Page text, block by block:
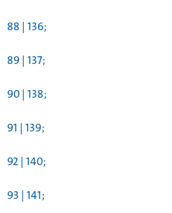
88 | 136;
89 | 137;
90 | 138;
91 | 139;
92 | 140;
93 | 141;